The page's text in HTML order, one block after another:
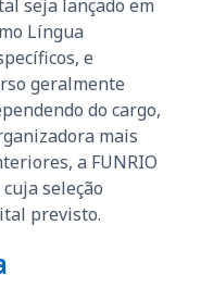
seja lançado em
Língua
e
geralmente
do cargo,
mais
a FUNRIO
seleção
previsto.